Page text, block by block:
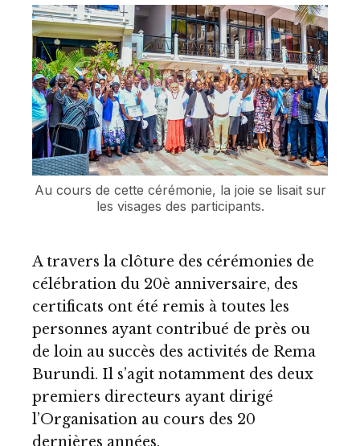
Au cours de cette cérémonie, la joie se lisait sur
les visages des participants.
A travers la clôture des cérémonies de
célébration du 20è anniversaire, des
certificats ont été remis à toutes les
personnes ayant contribué de près ou
de loin au succès des activités de Rema
Burundi. Il s’agit notamment des deux
premiers directeurs ayant dirigé
l’Organisation au cours des 20
dernières années.